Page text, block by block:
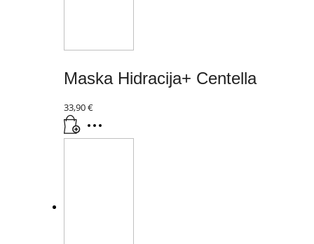
Maska Hidracija+ Centella
33,90€